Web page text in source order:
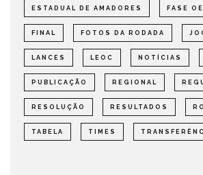
ESTADUAL DE AMADORES FASE
FINAL FOTOS DA RODADA
LANCES LEOC NOTÍCIAS
PUBLICAÇÃO REGIONAL
RESOLUÇÃO RESULTADOS
TABELA TIMES